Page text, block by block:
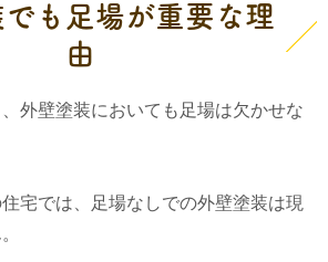
も足場が重要な理
由
外壁塗装においても足場は欠かせな
宅では、足場なしでの外壁塗装は現